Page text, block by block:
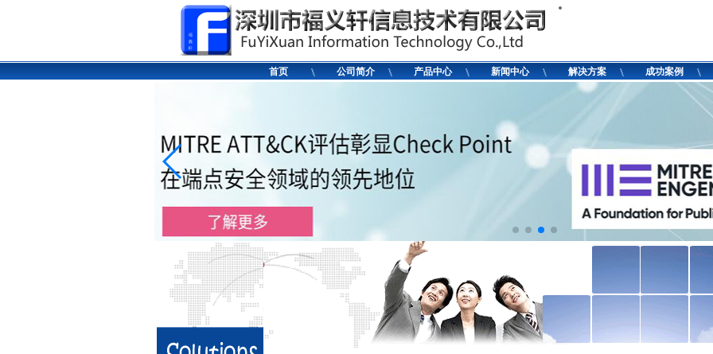
首页 公司简介 产品中心 新闻中心 解决方案 成功案例